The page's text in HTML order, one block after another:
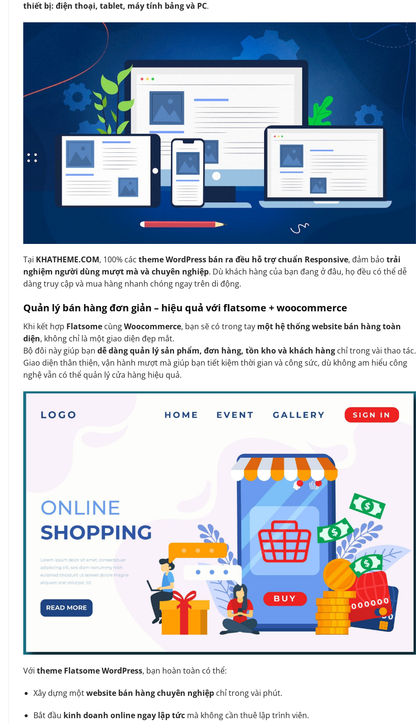
thiết bị: điện thoại, tablet, máy tính bảng và PC.
Tại KHATHEME.COM, 100% các theme WordPress bán ra đều hỗ trợ chuẩn Responsive, đảm bảo trải
nghiệm người dùng mượt mà và chuyên nghiệp. Dù khách hàng của bạn đang ở đâu, họ đều có thể dễ
dàng truy cập và mua hàng nhanh chóng ngay trên di động.
Quản lý bán hàng đơn giản – hiệu quả với flatsome + woocommerce
Khi kết hợp Flatsome cùngWoocommerce, bạn sẽ có trong tay một hệ thống website bán hàng toàn
diện, không chỉ là một giao diện đẹp mắt.
Bộ đôi này giúp bạn dễ dàng quản lý sản phẩm, đơn hàng, tồn kho và khách hàng chỉ trong vài thao tác.
Giao diện thân thiện, vận hành mượt mà giúp bạn tiết kiệm thời gian và công sức, dù không am hiểu công
nghệ vẫn có thể quản lý cửa hàng hiệu quả.
Với theme Flatsome WordPress, bạn hoàn toàn có thể:
Xây dựng mộtwebsite bán hàng chuyên nghiệpchỉ trong vài phút.
Bắt đầu kinh doanh online ngay lập tứcmà không cần thuê lập trình viên.